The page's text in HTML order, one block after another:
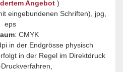
Angebot )
eingebundenen Schriften), jpg,
eps
: CMYK
in der Endgrösse physisch
in der Regel im Direktdruck